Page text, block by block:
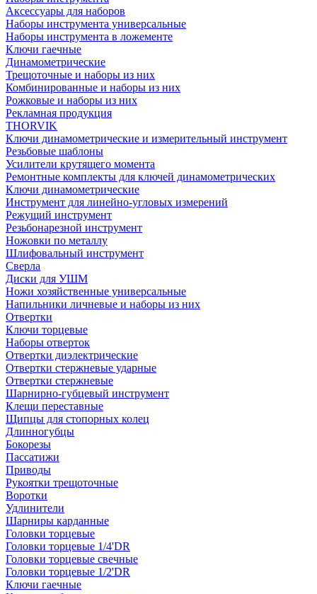
Аксессуары для наборов
Наборы инструмента универсальные
Наборы инструмента в ложементе
Ключи гаечные
Динамометрические
Трещоточные и наборы из них
Комбинированные и наборы из них
Рожковые и наборы из них
Рекламная продукция
THORVIK
Ключи динамометрические и измерительный инструмент
Резьбовые шаблоны
Усилители крутящего момента
Ремонтные комплекты для ключей динамометрических
Ключи динамометрические
Инструмент для линейно-угловых измерений
Режущий инструмент
Резьбонарезной инструмент
Ножовки по металлу
Шлифовальный инструмент
Сверла
Диски для УШМ
Ножи хозяйственные универсальные
Напильники личневые и наборы из них
Отвертки
Ключи торцевые
Наборы отверток
Отвертки диэлектрические
Отвертки стержневые ударные
Отвертки стержневые
Шарнирно-губцевый инструмент
Клещи переставные
Щипцы для стопорных колец
Длинногубцы
Бокорезы
Пассатижи
Приводы
Рукоятки трещоточные
Воротки
Удлинители
Шарниры карданные
Головки торцевые
Головки торцевые 1/4'DR
Головки торцевые свечные
Головки торцевые 1/2'DR
Ключи гаечные